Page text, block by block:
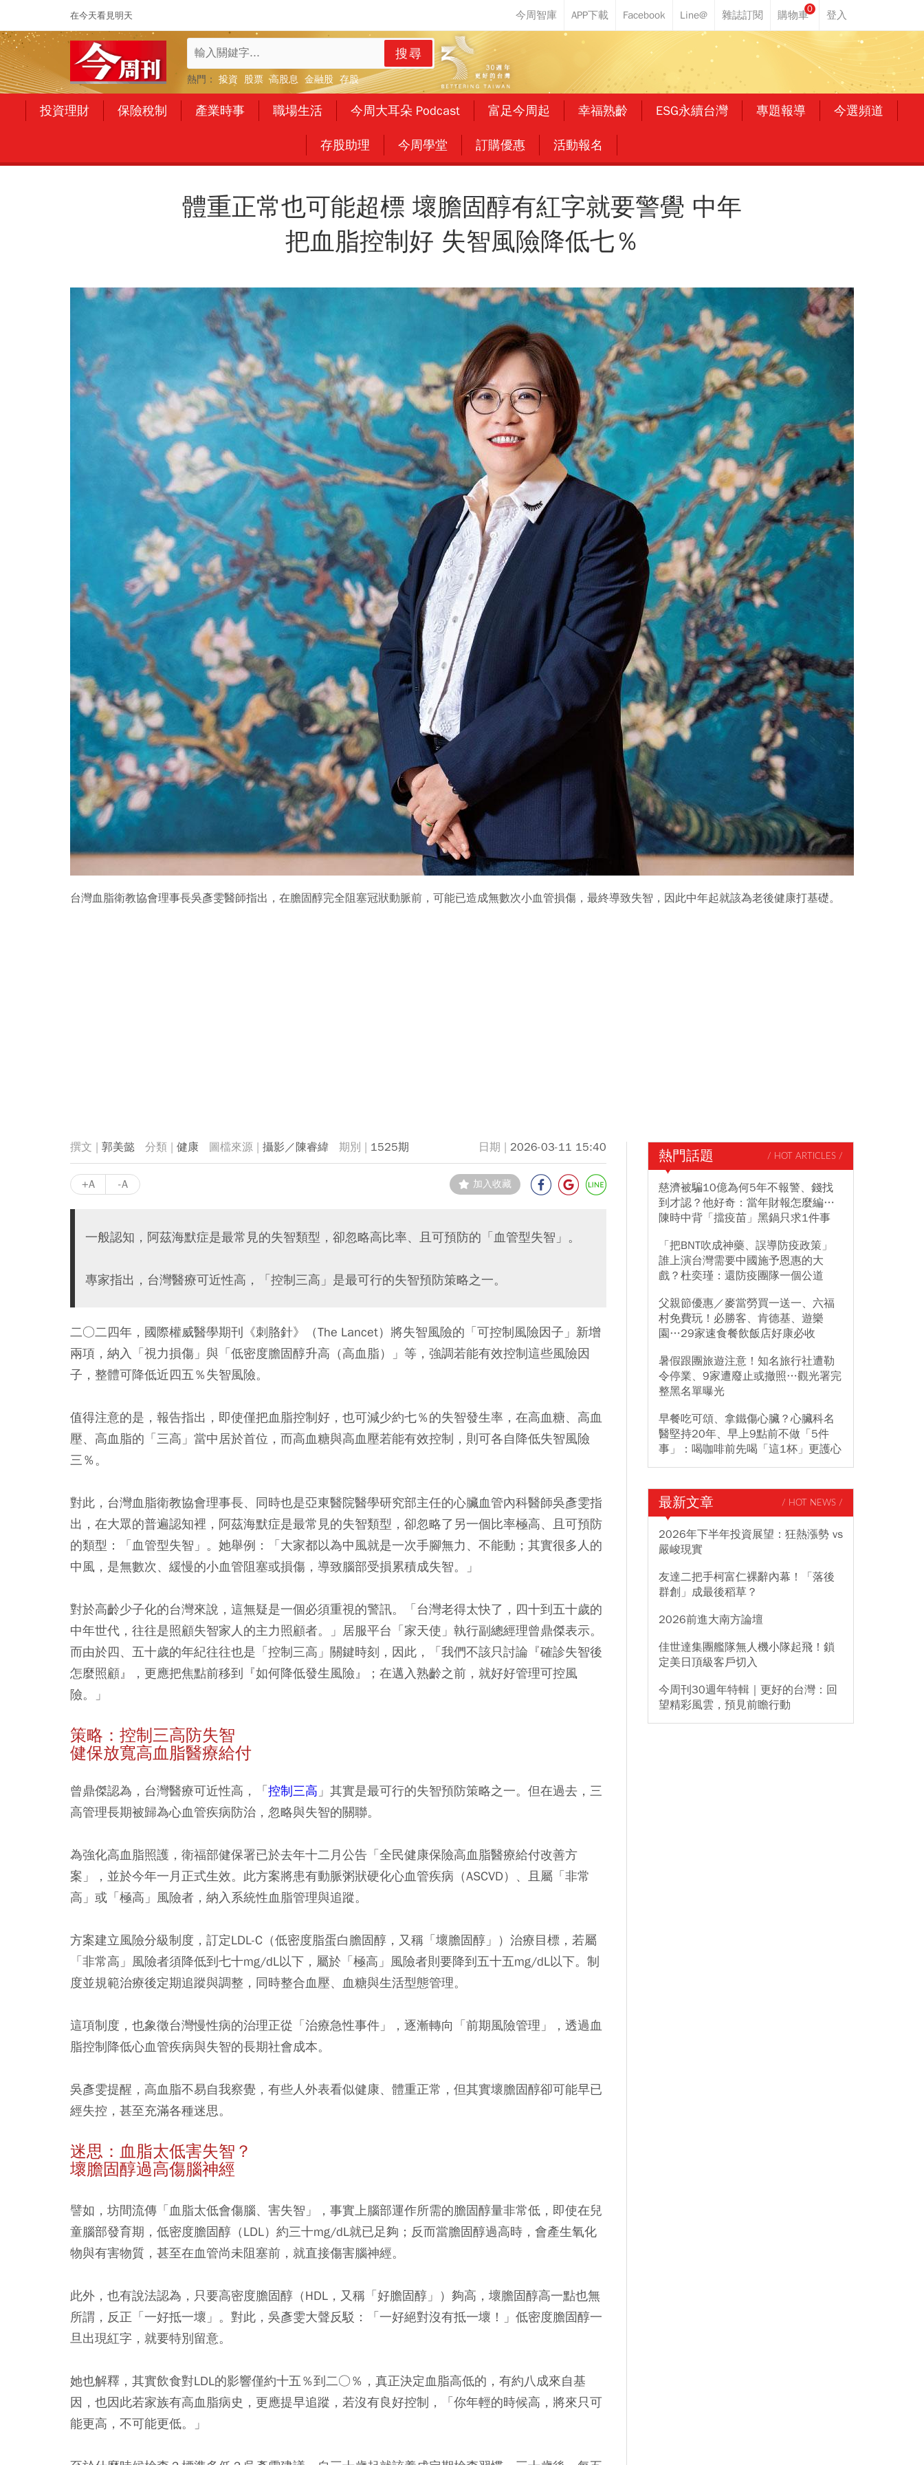
在今天看見明天
0
搜尋
熱門： 投資 股票 高股息 金融股 存股
投資理財 保險稅制 產業時事 職場生活 今周大耳朵 Podcast 富足今周起 幸福熟齡 ESG永續台灣 專題報導 今選頻道
存股助理 今周學堂 訂購優惠 活動報名
體重正常也可能超標 壞膽固醇有紅字就要警覺 中年
把血脂控制好 失智風險降低七％
台灣血脂衛教協會理事長吳彥雯醫師指出，在膽固醇完全阻塞冠狀動脈前，可能已造成無數次小血管損傷，最終導致失智，因此中年起就該為老後健康打基礎。
郭美懿 健康 攝影／陳睿緯 1525期 2026-03-11 15:40
+A -A 加入收藏
一般認知，阿茲海默症是最常見的失智類型，卻忽略高比率、且可預防的「血管型失智」。
專家指出，台灣醫療可近性高，「控制三高」是最可行的失智預防策略之一。
二○二四年，國際權威醫學期刊《刺胳針》（The Lancet）將失智風險的「可控制風險因子」新增
兩項，納入「視力損傷」與「低密度膽固醇升高（高血脂）」等，強調若能有效控制這些風險因
子，整體可降低近四五％失智風險。
值得注意的是，報告指出，即使僅把血脂控制好，也可減少約七％的失智發生率，在高血糖、高血
壓、高血脂的「三高」當中居於首位，而高血糖與高血壓若能有效控制，則可各自降低失智風險
三％。
對此，台灣血脂衛教協會理事長、同時也是亞東醫院醫學研究部主任的心臟血管內科醫師吳彥雯指
出，在大眾的普遍認知裡，阿茲海默症是最常見的失智類型，卻忽略了另一個比率極高、且可預防
的類型：「血管型失智」。她舉例：「大家都以為中風就是一次手腳無力、不能動；其實很多人的
中風，是無數次、緩慢的小血管阻塞或損傷，導致腦部受損累積成失智。」
對於高齡少子化的台灣來說，這無疑是一個必須重視的警訊。「台灣老得太快了，四十到五十歲的
中年世代，往往是照顧失智家人的主力照顧者。」居服平台「家天使」執行副總經理曾鼎傑表示。
而由於四、五十歲的年紀往往也是「控制三高」關鍵時刻，因此，「我們不該只討論『確診失智後
怎麼照顧』，更應把焦點前移到『如何降低發生風險』；在邁入熟齡之前，就好好管理可控風
險。」
策略：控制三高防失智
健保放寬高血脂醫療給付
曾鼎傑認為，台灣醫療可近性高，「控制三高 」其實是最可行的失智預防策略之一。但在過去，三
高管理長期被歸為心血管疾病防治，忽略與失智的關聯。
為強化高血脂照護，衛福部健保署已於去年十二月公告「全民健康保險高血脂醫療給付改善方
案」，並於今年一月正式生效。此方案將患有動脈粥狀硬化心血管疾病（ASCVD）、且屬「非常
高」或「極高」風險者，納入系統性血脂管理與追蹤。
方案建立風險分級制度，訂定LDL-C（低密度脂蛋白膽固醇，又稱「壞膽固醇」）治療目標，若屬
「非常高」風險者須降低到七十mg/dL以下，屬於「極高」風險者則要降到五十五mg/dL以下。制
度並規範治療後定期追蹤與調整，同時整合血壓、血糖與生活型態管理。
這項制度，也象徵台灣慢性病的治理正從「治療急性事件」，逐漸轉向「前期風險管理」，透過血
脂控制降低心血管疾病與失智的長期社會成本。
吳彥雯提醒，高血脂不易自我察覺，有些人外表看似健康、體重正常，但其實壞膽固醇卻可能早已
經失控，甚至充滿各種迷思。
迷思：血脂太低害失智？
壞膽固醇過高傷腦神經
譬如，坊間流傳「血脂太低會傷腦、害失智」，事實上腦部運作所需的膽固醇量非常低，即使在兒
童腦部發育期，低密度膽固醇（LDL）約三十mg/dL就已足夠；反而當膽固醇過高時，會產生氧化
物與有害物質，甚至在血管尚未阻塞前，就直接傷害腦神經。
此外，也有說法認為，只要高密度膽固醇（HDL，又稱「好膽固醇」）夠高，壞膽固醇高一點也無
所謂，反正「一好抵一壞」。對此，吳彥雯大聲反駁：「一好絕對沒有抵一壞！」低密度膽固醇一
旦出現紅字，就要特別留意。
她也解釋，其實飲食對LDL的影響僅約十五％到二○％，真正決定血脂高低的，有約八成來自基
因，也因此若家族有高血脂病史，更應提早追蹤，若沒有良好控制，「你年輕的時候高，將來只可
能更高，不可能更低。」
熱門話題 / HOT ARTICLES /
慈濟被騙10億為何5年不報警、錢找
到才認？他好奇：當年財報怎麼編…
陳時中背「擋疫苗」黑鍋只求1件事
「把BNT吹成神藥、誤導防疫政策」
誰上演台灣需要中國施予恩惠的大
戲？杜奕瑾：還防疫團隊一個公道
父親節優惠／麥當勞買一送一、六福
村免費玩！必勝客、肯德基、遊樂
園…29家速食餐飲飯店好康必收
暑假跟團旅遊注意！知名旅行社遭勒
令停業、9家遭廢止或撤照…觀光署完
整黑名單曝光
早餐吃可頌、拿鐵傷心臟？心臟科名
醫堅持20年、早上9點前不做「5件
事」：喝咖啡前先喝「這1杯」更護心
最新文章 / HOT NEWS /
2026年下半年投資展望：狂熱漲勢 vs
嚴峻現實
友達二把手柯富仁裸辭內幕！「落後
群創」成最後稻草？
2026前進大南方論壇
佳世達集團艦隊無人機小隊起飛！鎖
定美日頂級客戶切入
今周刊30週年特輯｜更好的台灣：回
望精彩風雲，預見前瞻行動